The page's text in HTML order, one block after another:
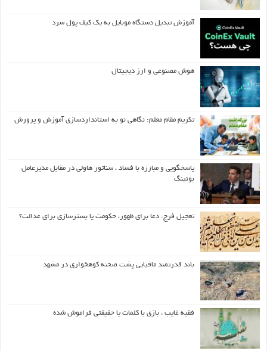
آموزش تبدیل دستگاه موبایل به یک کیف‌ پول سرد
هوش مصنوعی و ارز دیجیتال
تکریم مقام معلم: نگاهی نو به استانداردسازی آموزش و پرورش
پاسخگویی و مبارزه با فساد ، سناتور هاولی در مقابل مدیرعامل
بوئینگ
تعجیل فرج: دعا برای ظهور، حکومت یا بسترسازی برای عدالت؟
باند قدرتمند مافیایی پشت صحنه کوهخواری در مشهد
فقیه غایب ، بازی با کلمات یا حقیقتی فراموش شده